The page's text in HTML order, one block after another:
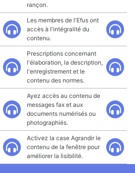
rançon.
Les membres de l'Efus ont
accès à l'intégralité du
contenu.
Prescriptions concernant
l'élaboration, la description,
l'enregistrement et le
contenu des normes.
Ayez accès au contenu de
messages fax et aux
documents numérisés ou
photographiés.
Activez la case Agrandir le
contenu de la fenêtre pour
améliorer la lisibilité.